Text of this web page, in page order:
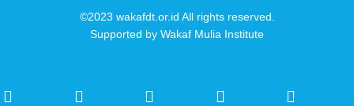
©2023 wakafdt.or.id All rights reserved.
Supported by Wakaf Mulia Institute